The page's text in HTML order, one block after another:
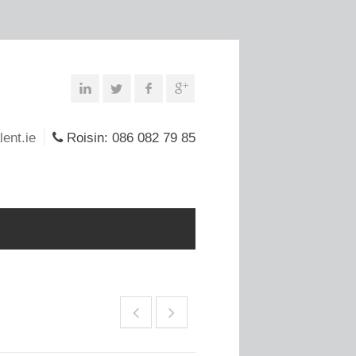
Roisin: 086 082 79 85